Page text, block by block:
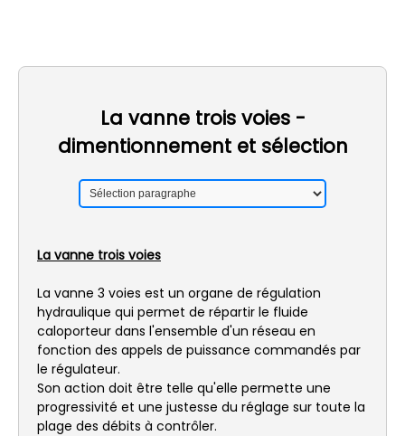
La vanne trois voies -
dimentionnement et sélection
La vanne trois voies
La vanne 3 voies est un organe de régulation
hydraulique qui permet de répartir le fluide
caloporteur dans l'ensemble d'un réseau en
fonction des appels de puissance commandés par
le régulateur.
Son action doit être telle qu'elle permette une
progressivité et une justesse du réglage sur toute la
plage des débits à contrôler.